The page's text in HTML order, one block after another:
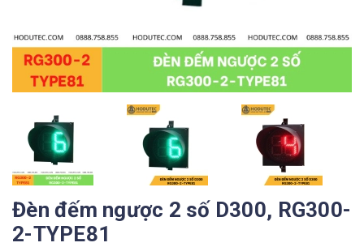
Đèn đếm ngược 2 số D300, RG300-
2-TYPE81